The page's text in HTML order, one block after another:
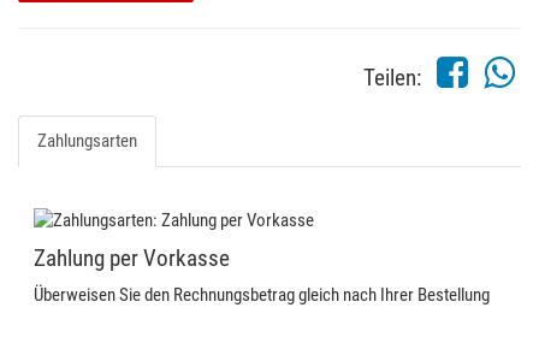
Teilen:
Zahlungsarten
Zahlung per Vorkasse
Überweisen Sie den Rechnungsbetrag gleich nach Ihrer Bestellung